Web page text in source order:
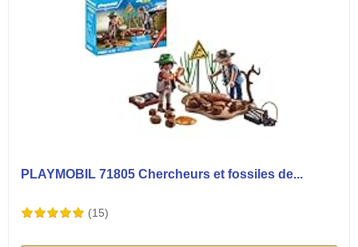
PLAYMOBIL 71805 Chercheurs et fossiles de...
(15)